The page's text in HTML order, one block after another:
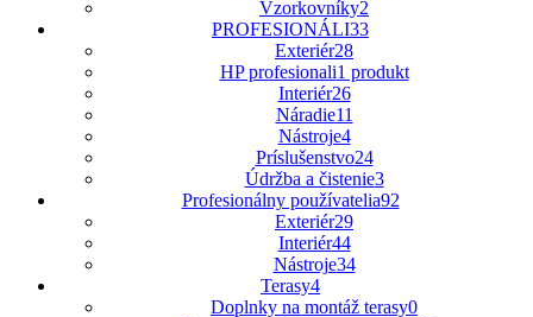
Vzorkovníky2
PROFESIONÁLI33
Exteriér28
HP profesionali1 produkt
Interiér26
Náradie11
Nástroje4
Príslušenstvo24
Údržba a čistenie3
Profesionálny používatelia92
Exteriér29
Interiér44
Nástroje34
Terasy4
Doplnky na montáž terasy0